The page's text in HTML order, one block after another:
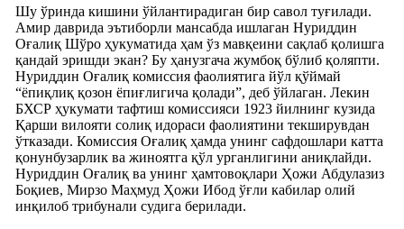
Шу ўринда кишини ўйлантирадиган бир савол туғилади.
Амир даврида эътиборли мансабда ишлаган Нуриддин
Оғалиқ Шўро ҳукуматида ҳам ўз мавқеини сақлаб қолишга
қандай эришди экан? Бу ҳанузгача жумбоқ бўлиб қоляпти.
Нуриддин Оғалиқ комиссия фаолиятига йўл қўймай
“ёпиқлиқ қозон ёпиғлигича қолади”, деб ўйлаган. Лекин
БХСР ҳукумати тафтиш комиссияси 1923 йилнинг кузида
Қарши вилояти солиқ идораси фаолиятини текширувдан
ўтказади. Комиссия Оғалиқ ҳамда унинг сафдошлари катта
қонунбузарлик ва жиноятга қўл урганлигини аниқлайди.
Нуриддин Оғалиқ ва унинг ҳамтовоқлари Ҳожи Абдулазиз
Боқиев, Мирзо Маҳмуд Ҳожи Ибод ўғли кабилар олий
инқилоб трибунали судига берилади.